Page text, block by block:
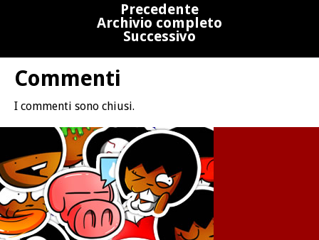
Precedente
Archivio completo
Successivo
Commenti
I commenti sono chiusi.